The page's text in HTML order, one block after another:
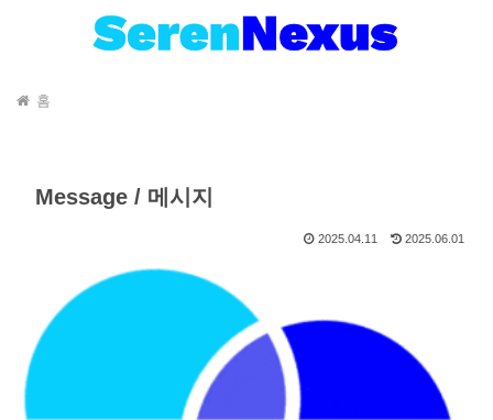
홈
Message / 메시지
2025.04.11 2025.06.01